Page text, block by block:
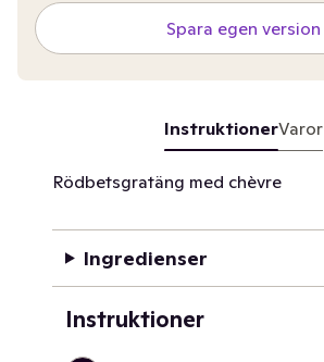
Spara egen version
InstruktionerVaror
Rödbetsgratäng med chèvre
Ingredienser
Instruktioner